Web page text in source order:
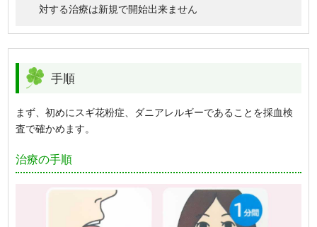
対する治療は新規で開始出来ません
手順
まず、初めにスギ花粉症、ダニアレルギーであることを採血検
査で確かめます。
治療の手順